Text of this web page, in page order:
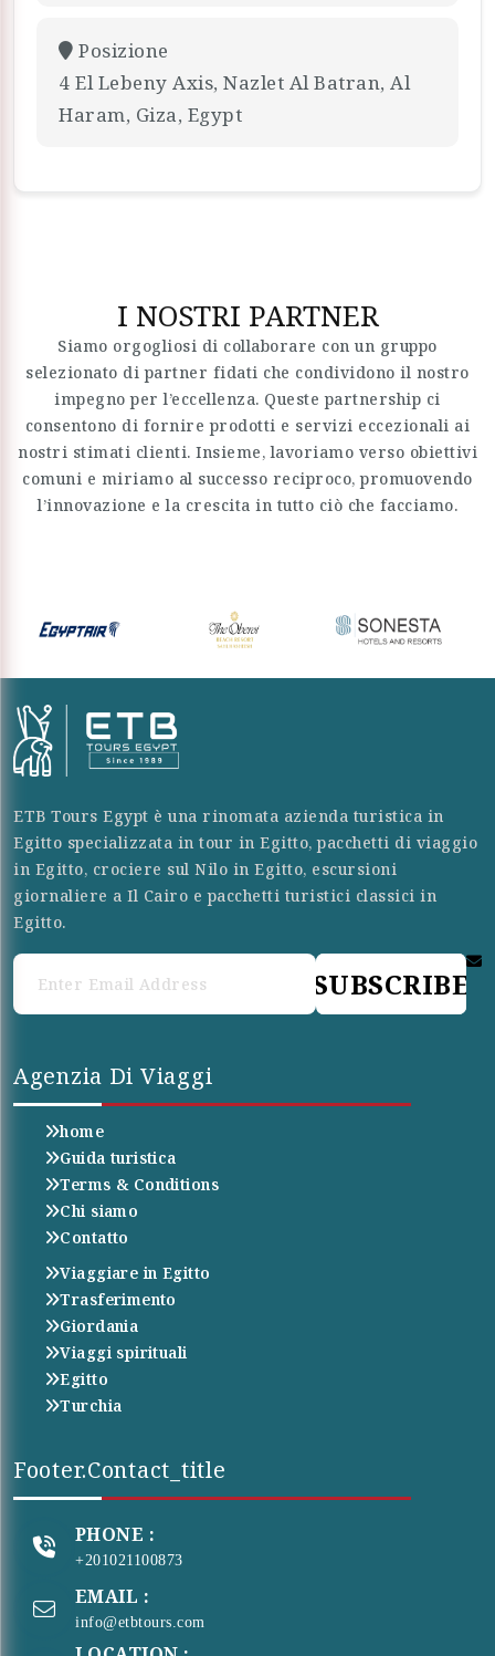
Posizione
4 El Lebeny Axis, Nazlet Al Batran, Al
Haram, Giza, Egypt
I NOSTRI PARTNER
Siamo orgogliosi di collaborare con un gruppo
selezionato di partner fidati che condividono il nostro
impegno per l’eccellenza. Queste partnership ci
consentono di fornire prodotti e servizi eccezionali ai
nostri stimati clienti. Insieme, lavoriamo verso obiettivi
comuni e miriamo al successo reciproco, promuovendo
l’innovazione e la crescita in tutto ciò che facciamo.
ETB Tours Egypt è una rinomata azienda turistica in
Egitto specializzata in tour in Egitto, pacchetti di viaggio
in Egitto, crociere sul Nilo in Egitto, escursioni
giornaliere a Il Cairo e pacchetti turistici classici in
Egitto.
SUBSCRIBE
Agenzia Di Viaggi
home
Guida turistica
Terms & Conditions
Chi siamo
Contatto
Viaggiare in Egitto
Trasferimento
Giordania
Viaggi spirituali
Egitto
Turchia
Footer.contact_title
PHONE :
+201021100873
EMAIL :
info@etbtours.com